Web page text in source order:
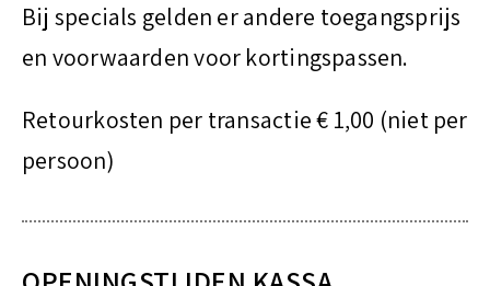
Bij specials gelden er andere toegangsprijs
en voorwaarden voor kortingspassen.
Retourkosten per transactie € 1,00 (niet per
persoon)